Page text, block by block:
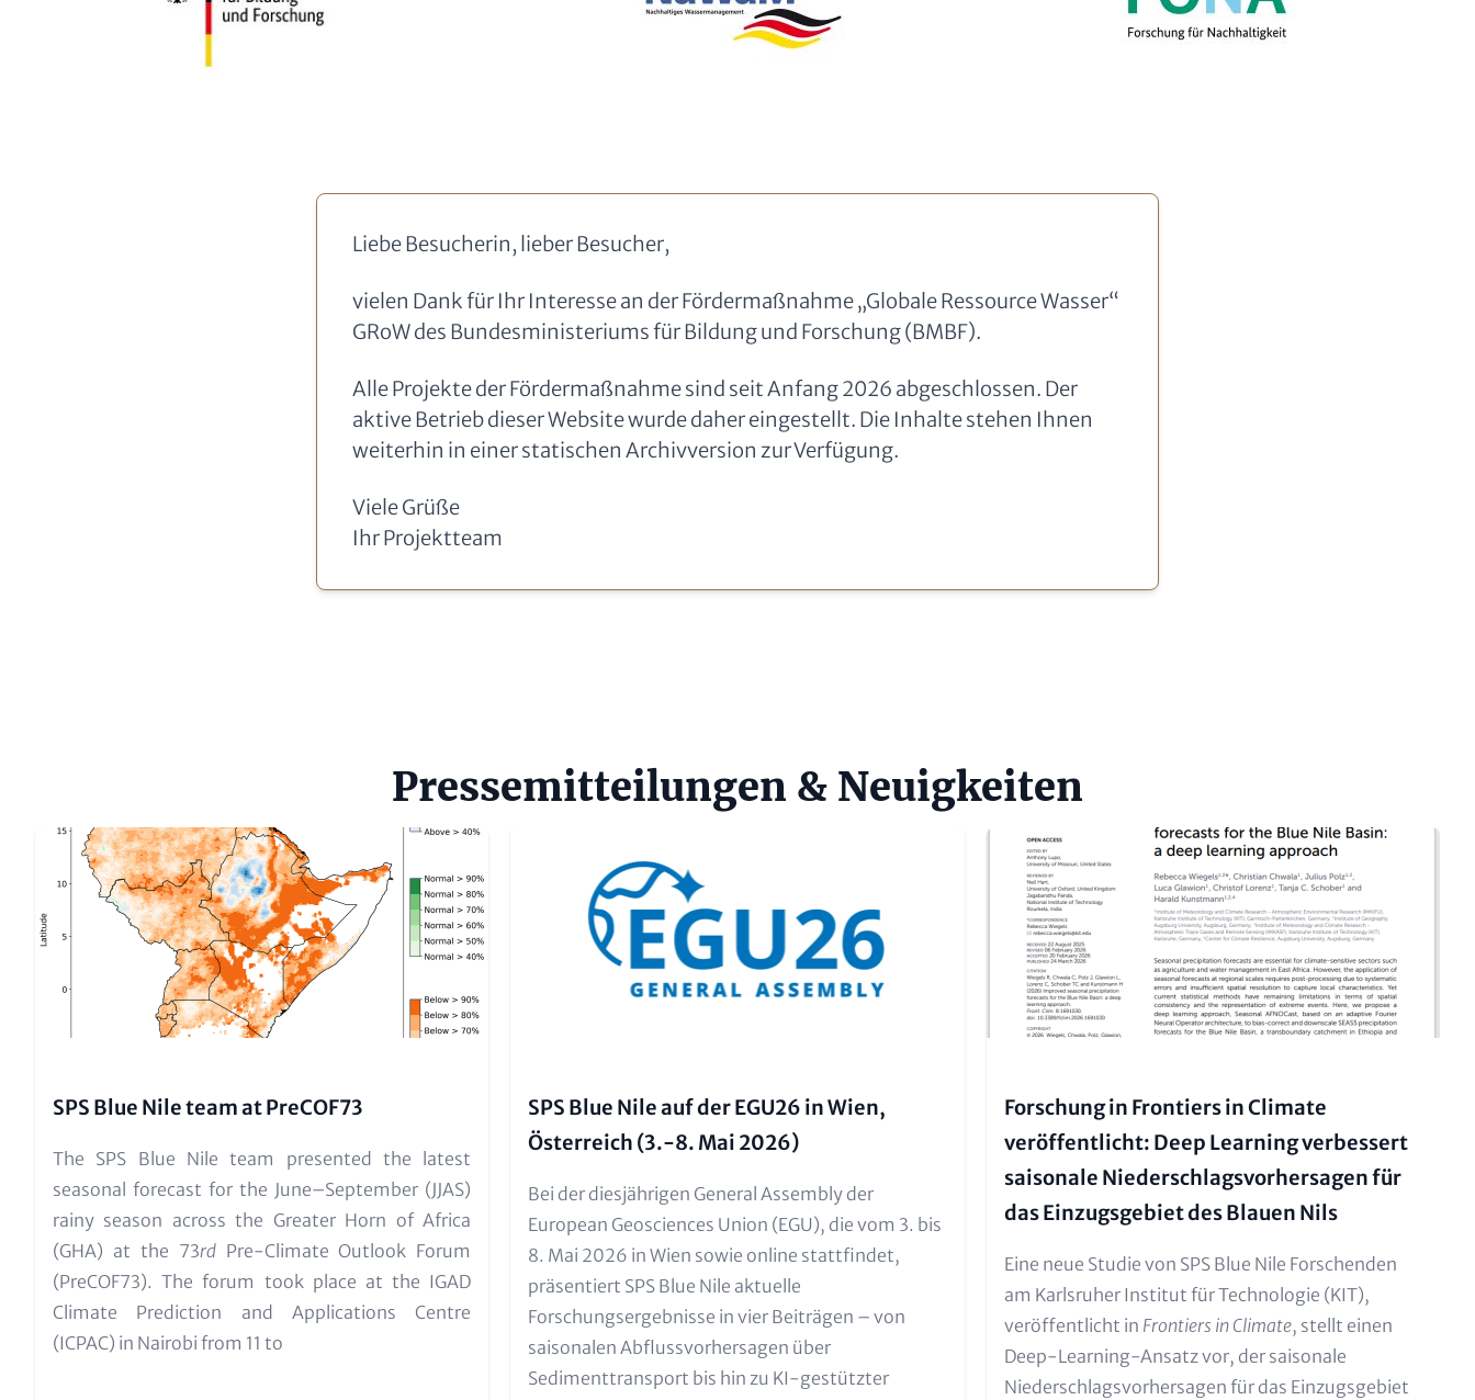
Liebe Besucherin, lieber Besucher,
vielen Dank für Ihr Interesse an der Fördermaßnahme „Globale Ressource Wasser“
GRoW des Bundesministeriums für Bildung und Forschung (BMBF).
Alle Projekte der Fördermaßnahme sind seit Anfang 2026 abgeschlossen. Der
aktive Betrieb dieser Website wurde daher eingestellt. Die Inhalte stehen Ihnen
weiterhin in einer statischen Archivversion zur Verfügung.
Viele Grüße
Ihr Projektteam
Pressemitteilungen & Neuigkeiten
Referenzierte Liste
Bild
SPS Blue Nile team at PreCOF73
Text für Teaser und Metatags
The SPS Blue Nile team presented the latest
seasonal forecast for the June–September (JJAS)
rainy season across the Greater Horn of Africa
(GHA) at the 73rdPre-Climate Outlook Forum
(PreCOF73). The forum took place at the IGAD
Climate Prediction and Applications Centre
(ICPAC) in Nairobi from 11 to
SPS Blue Nile auf der EGU26 in Wien,
Österreich (3.-8. Mai 2026)
Text für Teaser und Metatags
Bei der diesjährigen General Assembly der
European Geosciences Union (EGU), die vom 3. bis
8. Mai 2026 in Wien sowie online stattfindet,
präsentiert SPS Blue Nile aktuelle
Forschungsergebnisse in vier Beiträgen – von
saisonalen Abflussvorhersagen über
Sedimenttransport bis hin zu KI-gestützter
Teaser Bild
Forschung in Frontiers in Climate
veröffentlicht: Deep Learning verbessert
saisonale Niederschlagsvorhersagen für
das Einzugsgebiet des Blauen Nils
Text für Teaser und Metatags
Eine neue Studie von SPS Blue Nile Forschenden
am Karlsruher Institut für Technologie (KIT),
veröffentlicht in Frontiers in Climate, stellt einen
Deep-Learning-Ansatz vor, der saisonale
Niederschlagsvorhersagen für das Einzugsgebiet